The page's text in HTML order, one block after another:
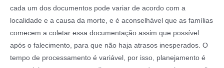
cada um dos documentos pode variar de acordo com a
localidade e a causa da morte, e é aconselhável que as famílias
comecem a coletar essa documentação assim que possível
após o falecimento, para que não haja atrasos inesperados. O
tempo de processamento é variável, por isso, planejamento é